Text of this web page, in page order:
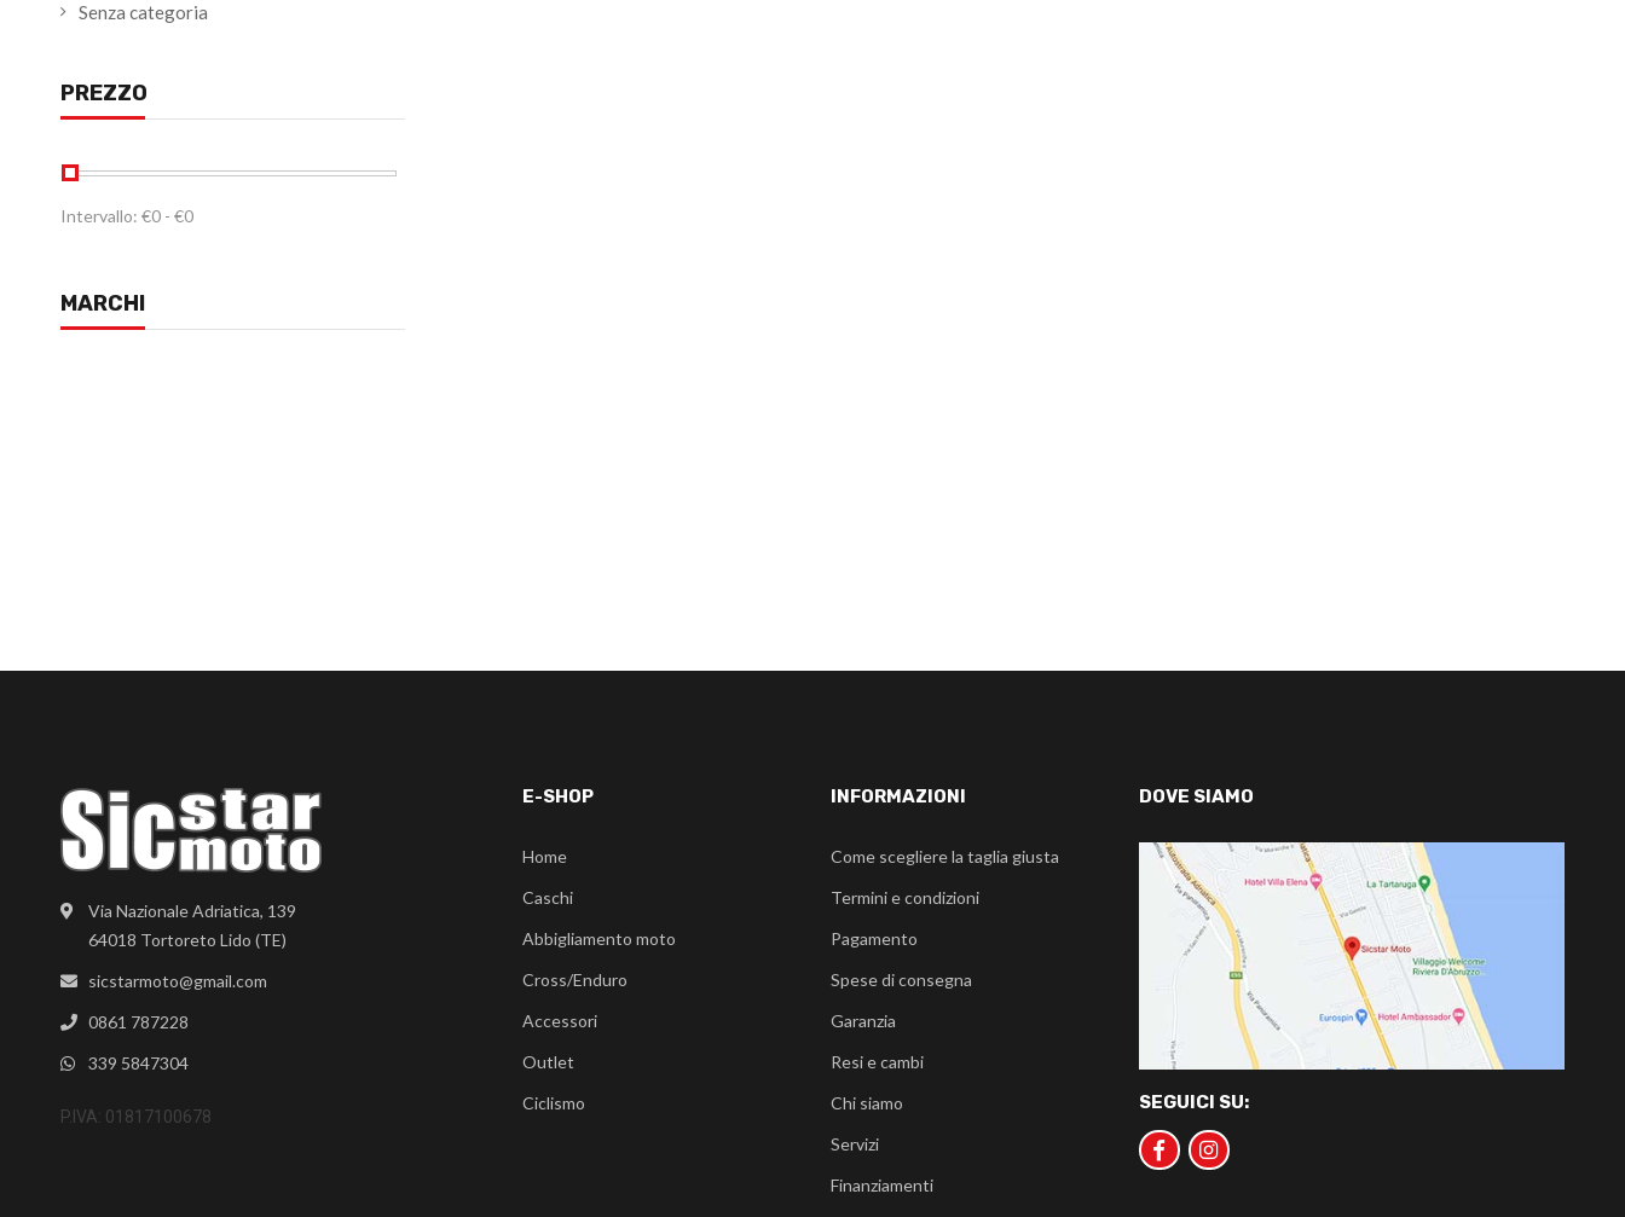
Senza categoria
PREZZO
Intervallo: €0 - €0
MARCHI
Via Nazionale Adriatica, 139
64018 Tortoreto Lido (TE)
sicstarmoto@gmail.com
0861 787228
339 5847304
P.IVA: 01817100678
E-SHOP
Home
Caschi
Abbigliamento moto
Cross/Enduro
Accessori
Outlet
Ciclismo
INFORMAZIONI
Come scegliere la taglia giusta
Termini e condizioni
Pagamento
Spese di consegna
Garanzia
Resi e cambi
Chi siamo
Servizi
Finanziamenti
DOVE SIAMO
SEGUICI SU: